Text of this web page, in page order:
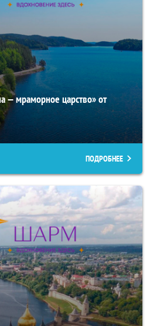
— мраморное царство» от
ПОДРОБНЕЕ